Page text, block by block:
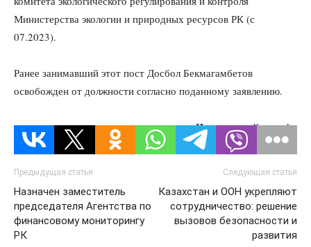
Министерства экологии и природных ресурсов РК (с
07.2023).
Ранее занимавший этот пост Досбол Бекмагамбетов
освобожден от должности согласно поданному заявлению.
Источник: dknews.kz
Предыдущая статья
Назначен заместитель
председателя Агентства по
финансовому мониторингу
РК
Следующая статья
Казахстан и ООН укрепляют
сотрудничество: решение
вызовов безопасности и
развития